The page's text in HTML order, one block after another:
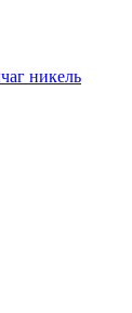
никель